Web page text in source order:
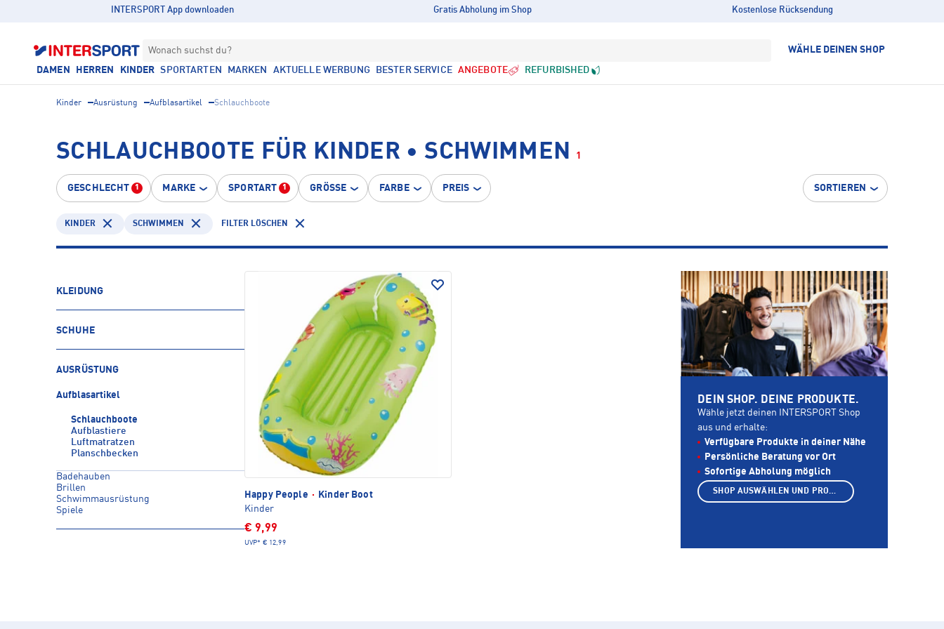
INTERSPORT App downloaden Gratis Abholung im Shop Kostenlose Rücksendung
Wonach suchst du? WÄHLE DEINEN SHOP
DAMEN HERREN KINDER SPORTARTEN MARKEN AKTUELLE WERBUNG BESTER SERVICE ANGEBOTE REFURBISHED
Kinder Ausrüstung Aufblasartikel Schlauchboote
SCHLAUCHBOOTE FÜR KINDER • SCHWIMMEN 1
GESCHLECHT 1 MARKE SPORTART 1 GRÖSSE FARBE PREIS SORTIEREN
KINDER SCHWIMMEN FILTER LÖSCHEN
KLEIDUNG
SCHUHE
AUSRÜSTUNG
Aufblasartikel
Schlauchboote
Aufblastiere
Luftmatratzen
Planschbecken
Badehauben
Brillen
Schwimmausrüstung
Spiele
Happy People ·
Kinder Boot
Kinder
€ 9,99
UVP* € 12,99
DEIN SHOP. DEINE PRODUKTE.
Wähle jetzt deinen INTERSPORT Shop
aus und erhalte:
Verfügbare Produkte in deiner Nähe
Persönliche Beratung vor Ort
Sofortige Abholung möglich
SHOP AUSWÄHLEN UND PRODUKTE ANZEIGEN